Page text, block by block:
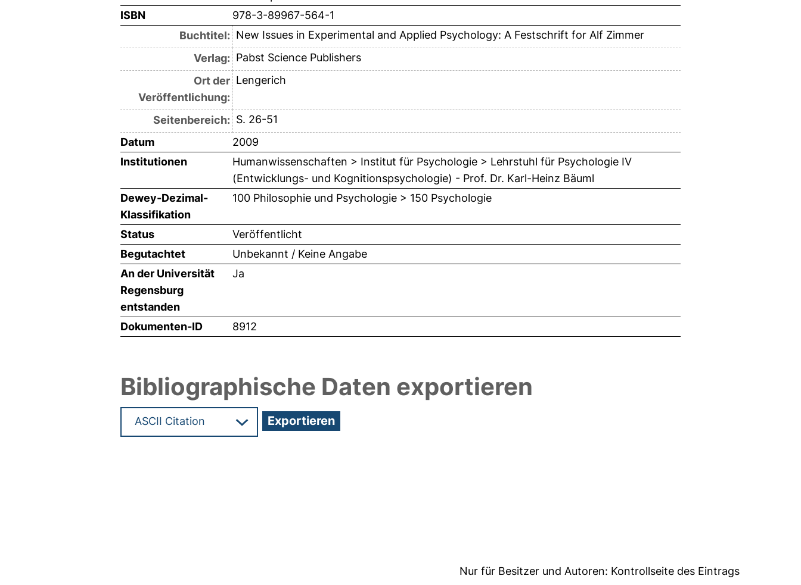
ISBN
978-3-89967-564-1
Buchtitel: New Issues in Experimental and Applied Psychology: A Festschrift for Alf Zimmer
Verlag: Pabst Science Publishers
Ort der
Veröffentlichung:
Lengerich
Seitenbereich: S. 26-51
Datum
2009
Institutionen
Humanwissenschaften > Institut für Psychologie > Lehrstuhl für Psychologie IV
(Entwicklungs- und Kognitionspsychologie) - Prof. Dr. Karl-Heinz Bäuml
Dewey-Dezimal-
Klassifikation
100 Philosophie und Psychologie > 150 Psychologie
Status
Veröffentlicht
Begutachtet
Unbekannt / Keine Angabe
An der Universität
Regensburg
entstanden
Ja
Dokumenten-ID 8912
Bibliographische Daten exportieren
Nur für Besitzer und Autoren: Kontrollseite des Eintrags